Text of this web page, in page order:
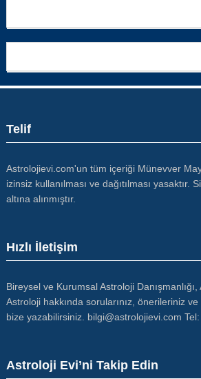
Telif
Astrolojievi.com'un tüm içeriği Münevver
izinsiz kullanılması ve dağıtılması yasaktır.
altına alınmıştır.
Hızlı İletişim
Bireysel ve Kurumsal Astroloji
Astroloji hakkında sorularınız, önerileriniz
bize yazabilirsiniz. bilgi@astrolojievi.com
Astroloji Evi’ni Takip Edin